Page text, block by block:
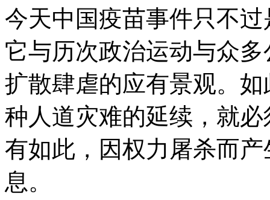
今天中国疫苗事件只不
它与历次政治运动与众
扩散肆虐的应有景观。
种人道灾难的延续，就
有如此，因权力屠杀而
息。